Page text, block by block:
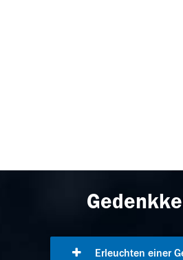
Erleuchten einer